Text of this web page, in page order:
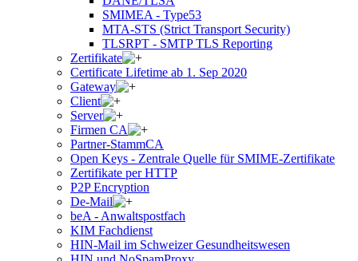
SMIMEA - Type53
MTA-STS (Strict Transport Security)
TLSRPT - SMTP TLS Reporting
Zertifikate
Certificate Lifetime ab 1. Sep 2020
Gateway
Client
Server
Firmen CA
Partner-StammCA
Open Keys - Zentrale Quelle für SMIME-Zertifikate
Zertifikate per HTTP
P2P Encryption
De-Mail
beA - Anwaltspostfach
KIM Fachdienst
HIN-Mail im Schweizer Gesundheitswesen